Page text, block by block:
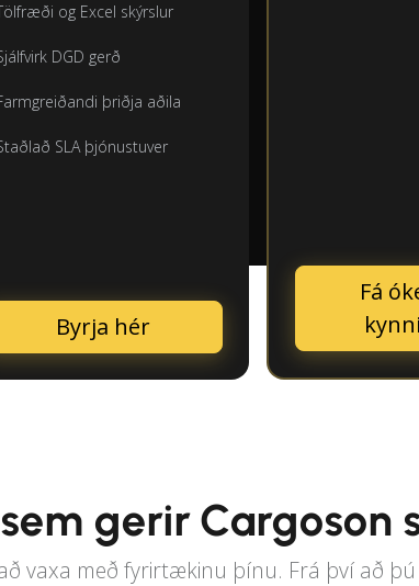
og Excel skýrslur
DGD gerð
þriðja aðila
SLA þjónustuver
Byrja hér
Fá
gerir Cargoson
vaxa með fyrirtækinu þínu. Frá því að